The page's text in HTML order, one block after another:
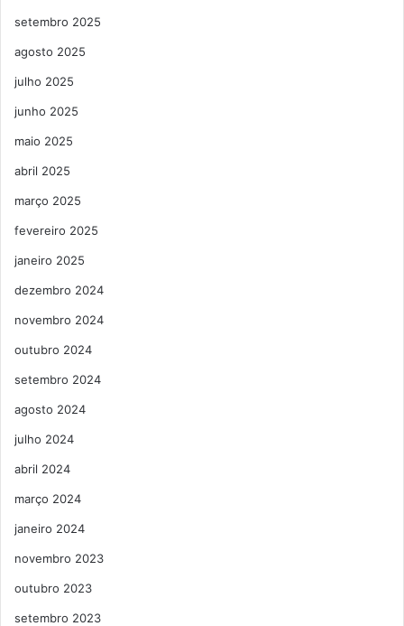
setembro 2025
agosto 2025
julho 2025
junho 2025
maio 2025
abril 2025
março 2025
fevereiro 2025
janeiro 2025
dezembro 2024
novembro 2024
outubro 2024
setembro 2024
agosto 2024
julho 2024
abril 2024
março 2024
janeiro 2024
novembro 2023
outubro 2023
setembro 2023